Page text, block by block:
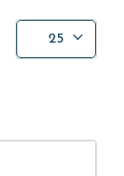
según el
25